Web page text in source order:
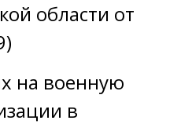
области от
на военную
в